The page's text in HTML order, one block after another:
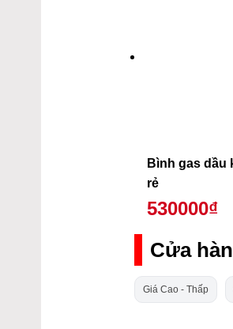
Bình gas dầu
rẻ
530000₫
Cửa
Giá Cao - Thấp